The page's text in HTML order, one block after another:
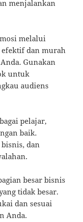
menjalankan
melalui
efektif dan murah
Gunakan
untuk
audiens
pelajar,
baik.
dan
besar bisnis
tidak besar.
dan sesuai
Anda.